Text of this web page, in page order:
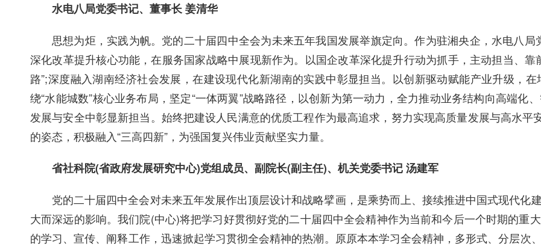
水电八局党委书记、董事长 姜清华
思想为炬，实践为帆。党的二十届四中全会为未来五年我国发展举旗定向。作为驻湘央企，水电八局
深化改革提升核心功能，在服务国家战略中展现新作为。以国企改革深化提升行动为抓手，主动担当、
路”;深度融入湖南经济社会发展，在建设现代化新湖南的实践中彰显担当。以创新驱动赋能产业升级，
绕“水能城数”核心业务布局，坚定“一体两翼”战略路径，以创新为第一动力，全力推动业务结构向高端
发展与安全中彰显新担当。始终把建设人民满意的优质工程作为最高追求，努力实现高质量发展与高水平
的姿态，积极融入“三高四新”，为强国复兴伟业贡献坚实力量。
省社科院(省政府发展研究中心)党组成员、副院长(副主任)、机关党委书记 汤建军
党的二十届四中全会对未来五年发展作出顶层设计和战略擘画，是乘势而上、接续推进中国式现代化
大而深远的影响。我们院(中心)将把学习好贯彻好党的二十届四中全会精神作为当前和今后一个时期的重
的学习、宣传、阐释工作，迅速掀起学习贯彻全会精神的热潮。原原本本学习全会精神，多形式、分层次